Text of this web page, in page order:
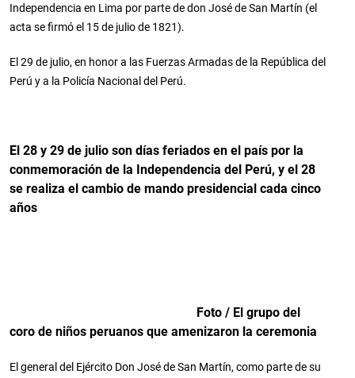
Independencia en Lima por parte de don José de San Martín (el
acta se firmó el 15 de julio de 1821).
El 29 de julio, en honor a las Fuerzas Armadas de la República del
Perú y a la Policía Nacional del Perú.
El 28 y 29 de julio son días feriados en el país por la
conmemoración de la Independencia del Perú, y el 28
se realiza el cambio de mando presidencial cada cinco
años
Foto / El grupo del
coro de niños peruanos que amenizaron la ceremonia
El general del Ejército Don José de San Martín, como parte de su